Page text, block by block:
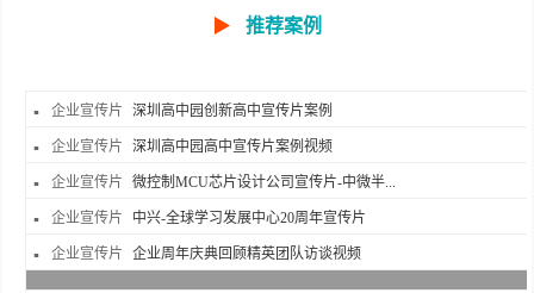
▶ 推荐案例
企业宣传片 深圳高中园创新高中宣传片案例
企业宣传片 深圳高中园高中宣传片案例视频
企业宣传片 微控制MCU芯片设计公司宣传片-中微半...
企业宣传片 中兴-全球学习发展中心20周年宣传片
企业宣传片 企业周年庆典回顾精英团队访谈视频